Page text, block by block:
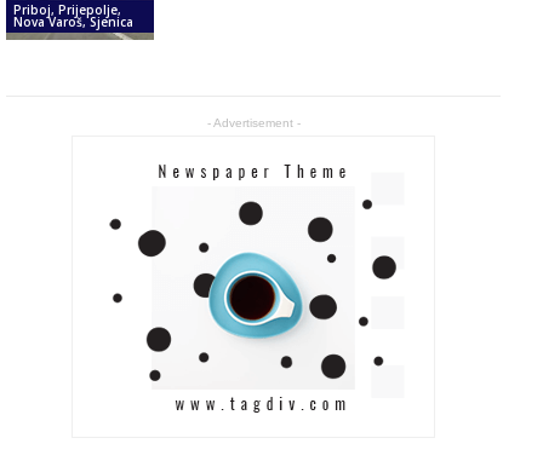
Priboj, Prijepolje,
Nova Varoš, Sjenica
- Advertisement -